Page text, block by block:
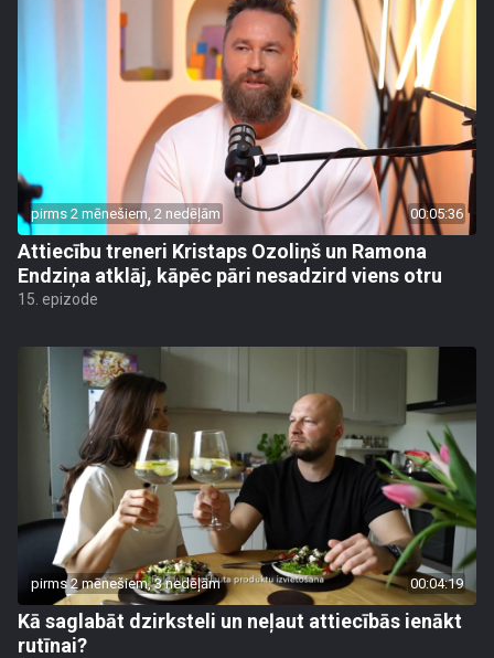
pirms 2 mēnešiem, 2 nedēļām 00:05:36
Attiecību treneri Kristaps Ozoliņš un Ramona
Endziņa atklāj, kāpēc pāri nesadzird viens otru
15. epizode
pirms 2 mēnešiem, 3 nedēļām 00:04:19
Kā saglabāt dzirksteli un neļaut attiecībās ienākt
rutīnai?